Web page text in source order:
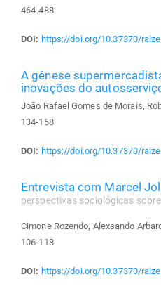
464-488
DOI: https://doi.org/10.37370/
A gênese
inovações do
João Rafael Gomes de Morais,
134-158
DOI: https://doi.org/10.37370/
Entrevista com Marcel
perspectivas sociológicas
Cimone Rozendo, Alexsando
106-118
DOI: https://doi.org/10.37370/